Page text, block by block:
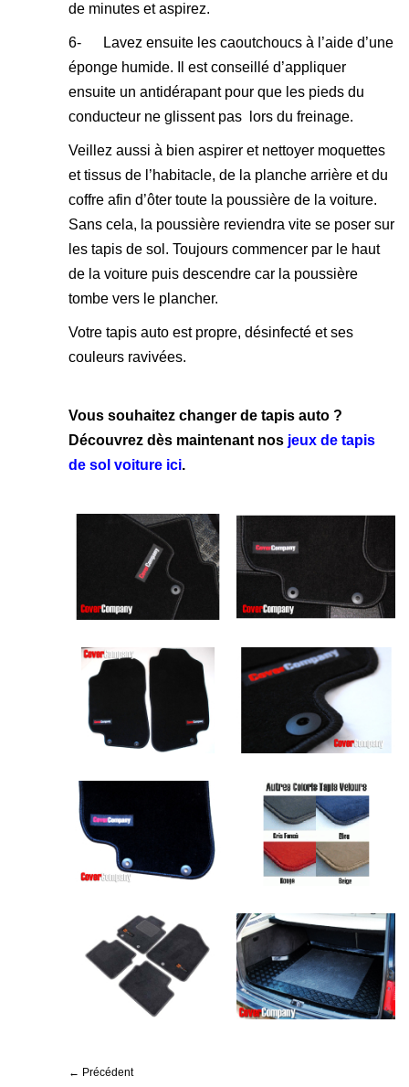
de minutes et aspirez.
6- Lavez ensuite les caoutchoucs à l’aide d’une
éponge humide. Il est conseillé d’appliquer
ensuite un antidérapant pour que les pieds du
conducteur ne glissent pas lors du freinage.
Veillez aussi à bien aspirer et nettoyer moquettes
et tissus de l’habitacle, de la planche arrière et du
coffre afin d’ôter toute la poussière de la voiture.
Sans cela, la poussière reviendra vite se poser sur
les tapis de sol. Toujours commencer par le haut
de la voiture puis descendre car la poussière
tombe vers le plancher.
Votre tapis auto est propre, désinfecté et ses
couleurs ravivées.
Vous souhaitez changer de tapis auto ?
Découvrez dès maintenant nos jeux de tapis
de sol voiture ici.
← Précédent